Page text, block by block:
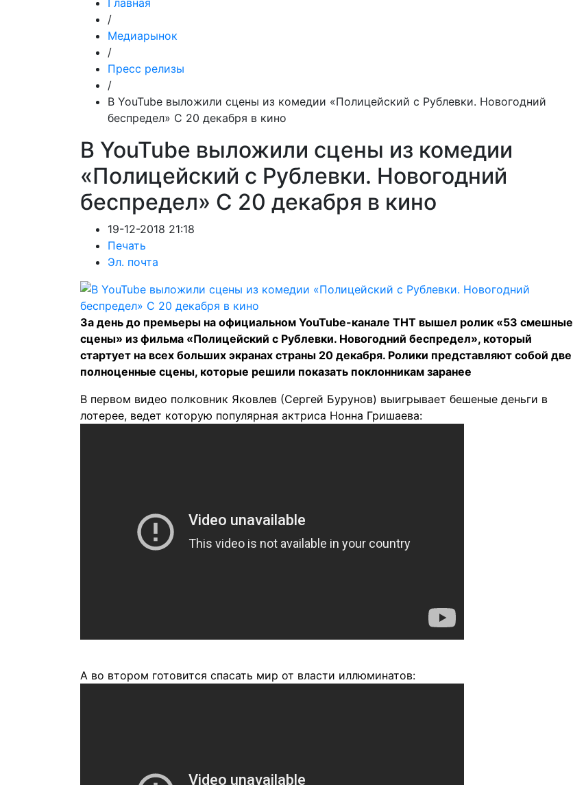
Главная
/
Медиарынок
/
Пресс релизы
/
В YouTube выложили сцены из комедии «Полицейский с Рублевки. Новогодний
беспредел» С 20 декабря в кино
В YouTube выложили сцены из комедии
«Полицейский с Рублевки. Новогодний
беспредел» С 20 декабря в кино
19-12-2018 21:18
Печать
Эл. почта
За день до премьеры на официальном YouTube-канале ТНТ вышел ролик «53 смешные
сцены» из фильма «Полицейский с Рублевки. Новогодний беспредел», который
стартует на всех больших экранах страны 20 декабря. Ролики представляют собой две
полноценные сцены, которые решили показать поклонникам заранее
В первом видео полковник Яковлев (Сергей Бурунов) выигрывает бешеные деньги в
лотерее, ведет которую популярная актриса Нонна Гришаева:
А во втором готовится спасать мир от власти иллюминатов: